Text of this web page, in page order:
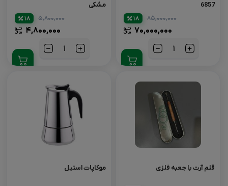
6857
۸۵,۰۰۰,۰۰۰
۷۰,۰۰۰,۰۰۰
18
تعداد
مشکی
۵,۸۰۰,۰۰۰
۴,۸۰۰,۰۰۰
18
تعداد
قلم آرت با جعبه فلزی موکاپات استیل